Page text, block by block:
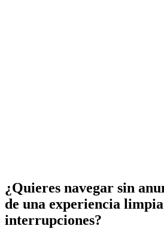
¿Quieres navegar sin
de una experiencia
interrupciones?